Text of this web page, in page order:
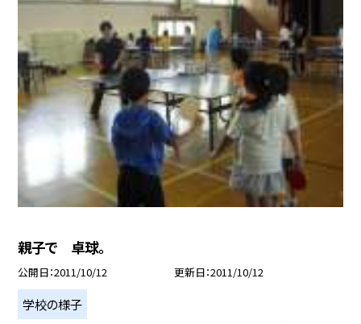
親子で 卓球。
公開日 2011/10/12 更新日 2011/10/12
学校の様子